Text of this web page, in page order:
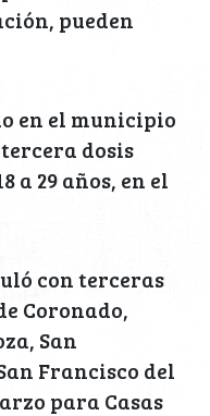
pueden
en el municipio
dosis
a 29 años, en el
con terceras
Coronado,
San
Francisco del
para Casas